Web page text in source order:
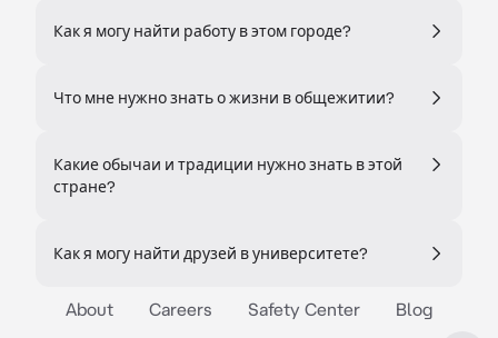
Как я могу найти работу в этом городе?
Что мне нужно знать о жизни в общежитии?
Какие обычаи и традиции нужно знать в этой
стране?
Как я могу найти друзей в университете?
About Careers Safety Center Blog